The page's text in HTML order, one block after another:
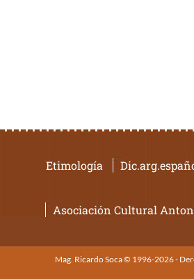
Etimología
Asociación Cultural
Mag. Ricardo Soca © 1996-2026 -